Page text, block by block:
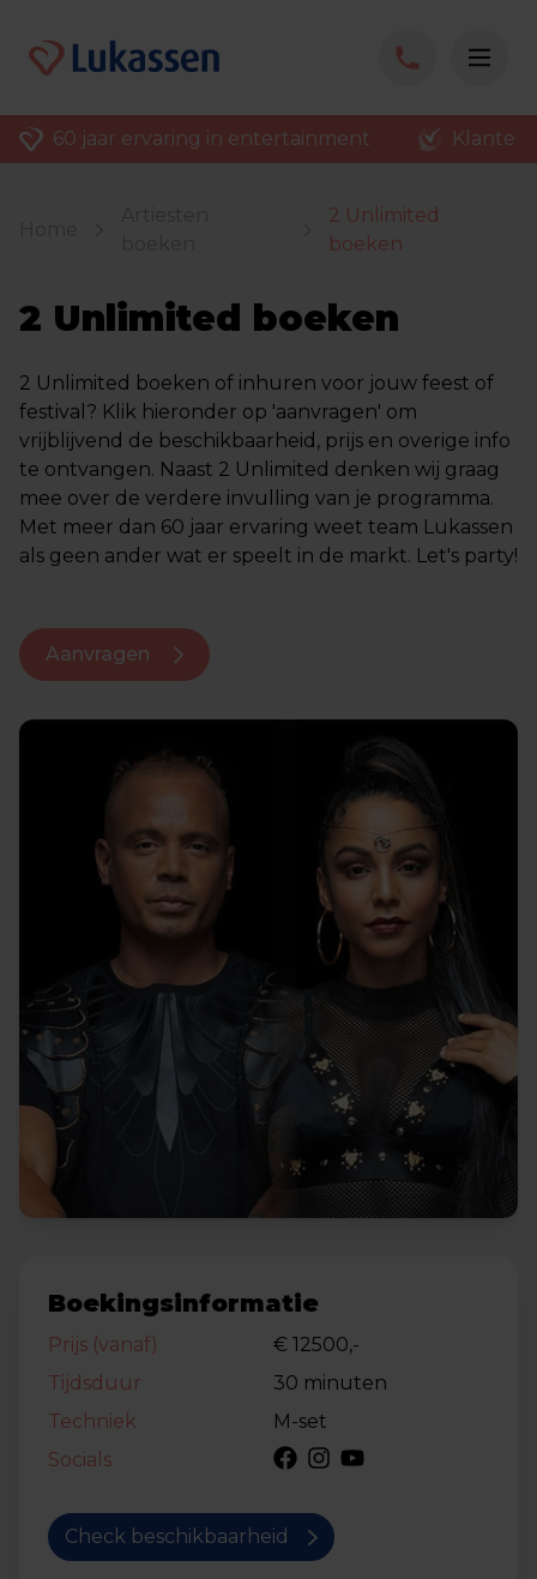
60 jaar ervaring in entertainment
2 Unlimited
boeken
2 Unlimited boeken
2 Unlimited boeken of inhuren voor jouw feest of
festival? Klik hieronder op 'aanvragen' om
vrijblijvend de beschikbaarheid, prijs en overige info
te ontvangen. Naast 2 Unlimited denken wij graag
mee over de verdere invulling van je programma.
Met meer dan 60 jaar ervaring weet team Lukassen
als geen ander wat er speelt in de markt. Let's party!
Aanvragen
Boekingsinformatie
Prijs (vanaf)
€ 12500,-
Tijdsduur
30 minuten
Techniek
M-set
Socials
Check beschikbaarheid